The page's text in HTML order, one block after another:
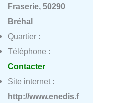
Fraserie, 50290
Bréhal
Quartier :
Téléphone :
Contacter
Site internet :
http://www.enedis.f